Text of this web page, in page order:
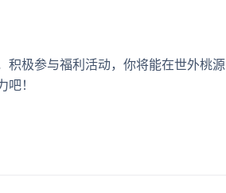
积极参与福利活动，你将能在世外桃源
！